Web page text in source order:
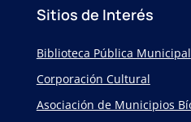
Sitios de Interés
Biblioteca Pública Municipal
Corporación Cultural
Asociación de Municipios